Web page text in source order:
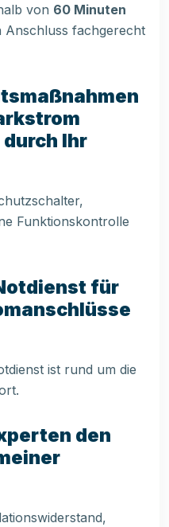
von 60 Minuten
Anschluss fachgerecht
Ihr
Funktionskontrolle
für
ist rund um die
den